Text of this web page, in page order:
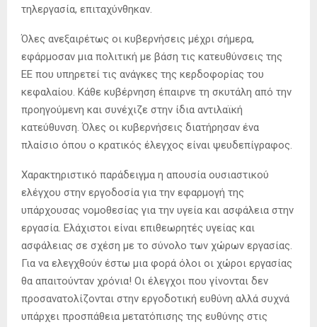
τηλεργασία, επιταχύνθηκαν.
Όλες ανεξαιρέτως οι κυβερνήσεις μέχρι σήμερα,
εφάρμοσαν μια πολιτική με βάση τις κατευθύνσεις της
ΕΕ που υπηρετεί τις ανάγκες της κερδοφορίας του
κεφαλαίου. Κάθε κυβέρνηση έπαιρνε τη σκυτάλη από την
προηγούμενη και συνέχιζε στην ίδια αντιλαϊκή
κατεύθυνση. Όλες οι κυβερνήσεις διατήρησαν ένα
πλαίσιο όπου ο κρατικός έλεγχος είναι ψευδεπίγραφος.
Χαρακτηριστικό παράδειγμα η απουσία ουσιαστικού
ελέγχου στην εργοδοσία για την εφαρμογή της
υπάρχουσας νομοθεσίας για την υγεία και ασφάλεια στην
εργασία. Ελάχιστοι είναι επιθεωρητές υγείας και
ασφάλειας σε σχέση με το σύνολο των χώρων εργασίας.
Για να ελεγχθούν έστω μια φορά όλοι οι χώροι εργασίας
θα απαιτούνταν χρόνια! Οι έλεγχοι που γίνονται δεν
προσανατολίζονται στην εργοδοτική ευθύνη αλλά συχνά
υπάρχει προσπάθεια μετατόπισης της ευθύνης στις